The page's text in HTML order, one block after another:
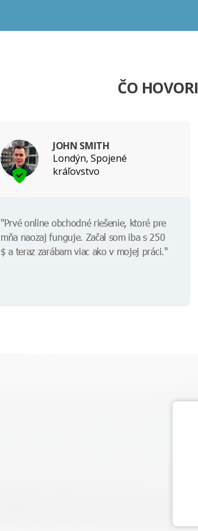
ČO
JOHN SMITH
Londýn, Spojené
kráľovstvo
"Prvé online obchodné riešenie, ktoré pre
mňa naozaj funguje. Začal som iba s 250
$ a teraz zarábam viac ako v mojej práci."